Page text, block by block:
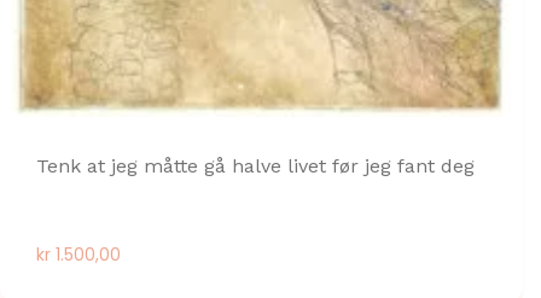
Tenk at jeg måtte gå halve livet før jeg fant deg
kr 1.500,00